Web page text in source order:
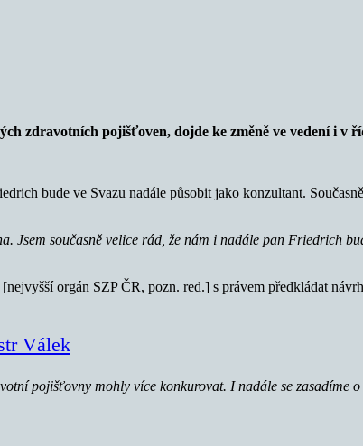
zdravotních pojišťoven, dojde ke změně ve vedení i v
bude ve Svazu nadále působit jako konzultant.
Jsem současně velice rád, že nám i nadále pan Friedrich
orgán SZP ČR, pozn. red.] s právem předkládat
Válek
pojišťovny mohly více konkurovat. I nadále se zasadíme